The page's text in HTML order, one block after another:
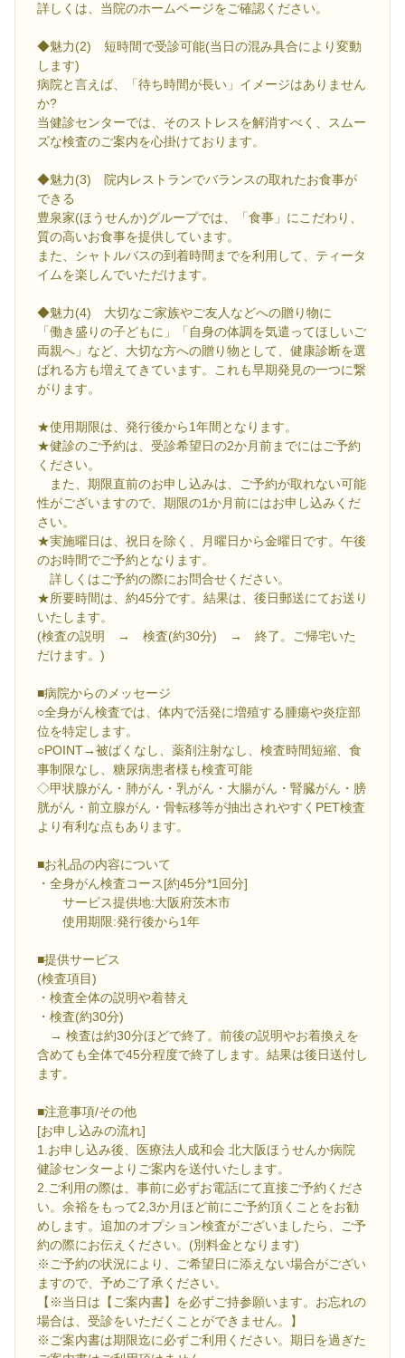
詳しくは、当院のホームページをご確認ください。
◆魅力(2) 短時間で受診可能(当日の混み具合により変動
します)
病院と言えば、「待ち時間が長い」イメージはありません
か?
当健診センターでは、そのストレスを解消すべく、スムー
ズな検査のご案内を心掛けております。
◆魅力(3) 院内レストランでバランスの取れたお食事が
できる
豊泉家(ほうせんか)グループでは、「食事」にこだわり、
質の高いお食事を提供しています。
また、シャトルバスの到着時間までを利用して、ティータ
イムを楽しんでいただけます。
◆魅力(4) 大切なご家族やご友人などへの贈り物に
「働き盛りの子どもに」「自身の体調を気遣ってほしいご
両親へ」など、大切な方への贈り物として、健康診断を選
ばれる方も増えてきています。これも早期発見の一つに繋
がります。
★使用期限は、発行後から1年間となります。
★健診のご予約は、受診希望日の2か月前までにはご予約
ください。
また、期限直前のお申し込みは、ご予約が取れない可能
性がございますので、期限の1か月前にはお申し込みくだ
さい。
★実施曜日は、祝日を除く、月曜日から金曜日です。午後
のお時間でご予約となります。
詳しくはご予約の際にお問合せください。
★所要時間は、約45分です。結果は、後日郵送にてお送り
いたします。
(検査の説明 → 検査(約30分) → 終了。ご帰宅いた
だけます。)
■病院からのメッセージ
○全身がん検査では、体内で活発に増殖する腫瘍や炎症部
位を特定します。
○POINT→被ばくなし、薬剤注射なし、検査時間短縮、食
事制限なし、糖尿病患者様も検査可能
◇甲状腺がん・肺がん・乳がん・大腸がん・腎臓がん・膀
胱がん・前立腺がん・骨転移等が抽出されやすくPET検査
より有利な点もあります。
■お礼品の内容について
・全身がん検査コース[約45分*1回分]
サービス提供地:大阪府茨木市
使用期限:発行後から1年
■提供サービス
(検査項目)
・検査全体の説明や着替え
・検査(約30分)
→ 検査は約30分ほどで終了。前後の説明やお着換えを
含めても全体で45分程度で終了します。結果は後日送付し
ます。
■注意事項/その他
[お申し込みの流れ]
1.お申し込み後、医療法人成和会 北大阪ほうせんか病院
健診センターよりご案内を送付いたします。
2.ご利用の際は、事前に必ずお電話にて直接ご予約くださ
い。余裕をもって2,3か月ほど前にご予約頂くことをお勧
めします。追加のオプション検査がございましたら、ご予
約の際にお伝えください。(別料金となります)
※ご予約の状況により、ご希望日に添えない場合がござい
ますので、予めご了承ください。
【※当日は【ご案内書】を必ずご持参願います。お忘れの
場合は、受診をいただくことができません。】
※ご案内書は期限迄に必ずご利用ください。期日を過ぎた